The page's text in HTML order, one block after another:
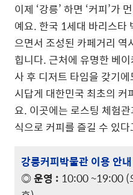
이제 ‘강릉’ 하면 ‘커피’가
예요. 한국 1세대 바리스타
으면서 조성된 카페거리 역
힙니다. 근처에 유명한 베
사 후 디저트 타임을 갖기
시답게 대한민국 최초의 커
요. 이곳에는 로스팅 체험
식으로 커피를 즐길 수 있
강릉커피박물관 이용 안내
◎ 운영 : 10:00 ~19:00 (